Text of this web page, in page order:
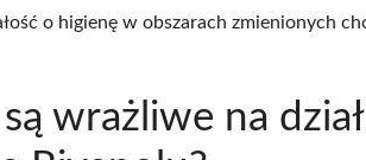
o higienę w obszarach zmienionych
wrażliwe na